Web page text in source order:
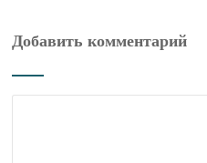
Добавить комментарий